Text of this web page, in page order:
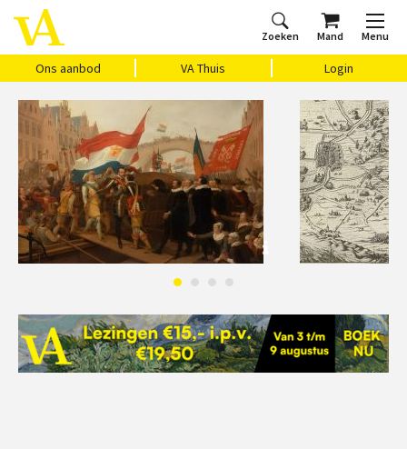
Zoeken Mand Menu
Ons aanbod VA Thuis Login
Home
Ons aanbod
Agenda
VAthuis
Over ons
Vragen?
Cadeaubon